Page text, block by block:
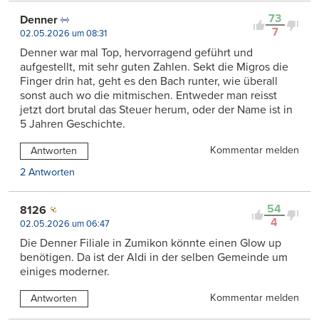
73
7
Denner
02.05.2026 um 08:31
Denner war mal Top, hervorragend geführt und
aufgestellt, mit sehr guten Zahlen. Sekt die Migros die
Finger drin hat, geht es den Bach runter, wie überall
sonst auch wo die mitmischen. Entweder man reisst
jetzt dort brutal das Steuer herum, oder der Name ist in
5 Jahren Geschichte.
Antworten
Kommentar melden
2 Antworten
54
4
8126
02.05.2026 um 06:47
Die Denner Filiale in Zumikon könnte einen Glow up
benötigen. Da ist der Aldi in der selben Gemeinde um
einiges moderner.
Antworten Kommentar melden